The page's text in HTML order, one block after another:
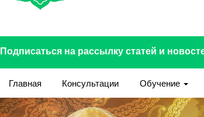
Подписаться на рассылку статей и
Главная Консультации Обучение